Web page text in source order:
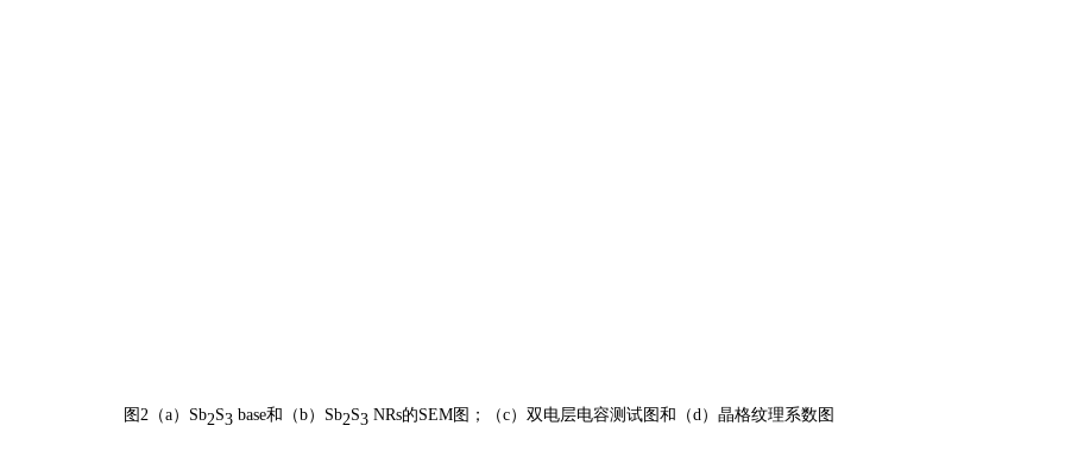
图2（a）Sb2S3base和（b）Sb2S3NRs的SEM图；（c）双电层电容测试图和（d）晶格纹理系数图